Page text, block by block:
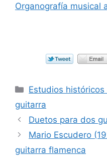
Organografía musical
Categorías
Estudios
guitarra
Duetos para dos
Mario Escudero
guitarra flamenca